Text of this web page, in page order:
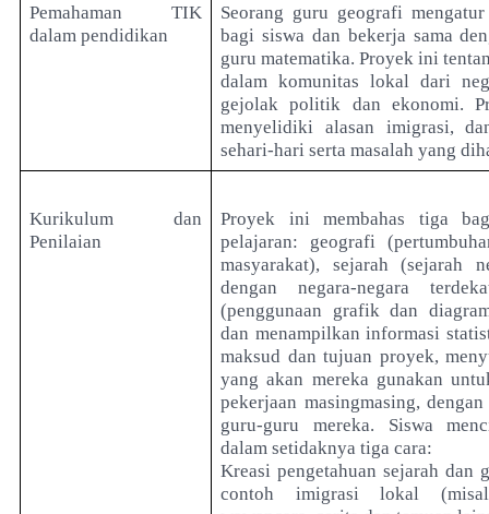
Pemahaman TIK
dalam pendidikan
Seorang guru geografi
bagi siswa dan bekerja sama
guru matematika. Proyek ini
dalam komunitas lokal dari
gejolak politik dan ekonomi.
menyelidiki alasan imigrasi,
sehari-hari serta masalah yang
Kurikulum dan
Penilaian
Proyek ini membahas tiga
pelajaran: geografi
masyarakat), sejarah (sejarah
dengan negara-negara
(penggunaan grafik dan
dan menampilkan informasi
maksud dan tujuan proyek,
yang akan mereka gunakan
pekerjaan masingmasing,
guru-guru mereka. Siswa
dalam setidaknya tiga cara:
Kreasi pengetahuan sejarah dan
contoh imigrasi lokal